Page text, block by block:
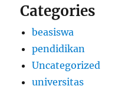
Categories
beasiswa
pendidikan
Uncategorized
universitas